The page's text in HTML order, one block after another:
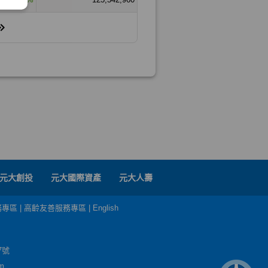
元大創投 元大國際資產 元大人壽
區 高齡友善服務專區 English
號